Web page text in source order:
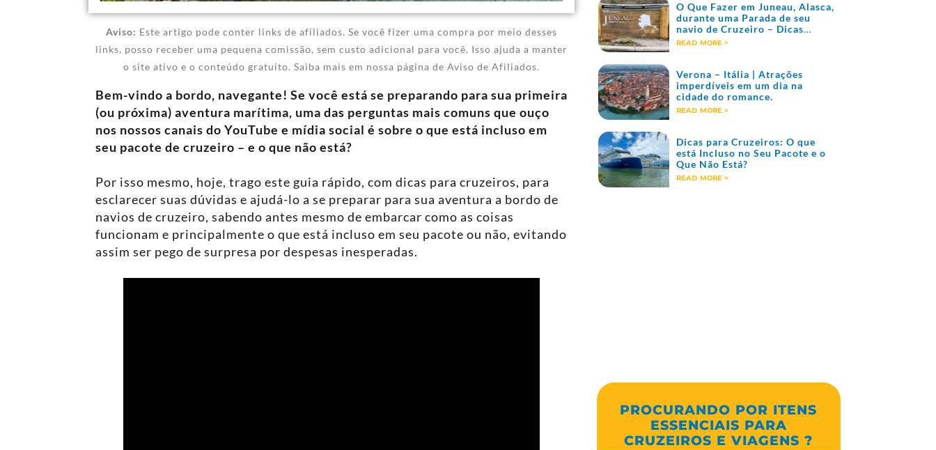
Aviso: Este artigo pode conter links de afiliados. Se você fizer uma compra por meio desses
links, posso receber uma pequena comissão, sem custo adicional para você. Isso ajuda a manter
o site ativo e o conteúdo gratuito. Saiba mais em nossa página de Aviso de Afiliados.
Bem-vindo a bordo, navegante! Se você está se preparando para sua primeira
(ou próxima) aventura marítima, uma das perguntas mais comuns que ouço
nos nossos canais do YouTube e mídia social é sobre o que está incluso em
seu pacote de cruzeiro – e o que não está?
Por isso mesmo, hoje, trago este guia rápido, com dicas para cruzeiros, para
esclarecer suas dúvidas e ajudá-lo a se preparar para sua aventura a bordo de
navios de cruzeiro, sabendo antes mesmo de embarcar como as coisas
funcionam e principalmente o que está incluso em seu pacote ou não, evitando
assim ser pego de surpresa por despesas inesperadas.
O Que Fazer em Juneau, Alasca,
durante uma Parada de seu
navio de Cruzeiro – Dicas
Imperdíveis!
READ MORE >
Verona – Itália | Atrações
imperdíveis em um dia na
cidade do romance.
READ MORE >
Dicas para Cruzeiros: O que
está Incluso no Seu Pacote e o
Que Não Está?
READ MORE >
PROCURANDO POR ITENS
ESSENCIAIS PARA
CRUZEIROS E VIAGENS ?